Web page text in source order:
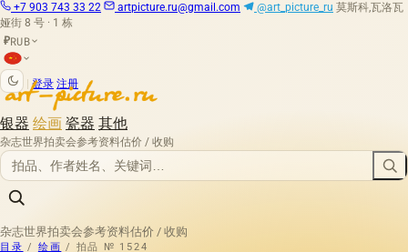
+7 903 743 33 22 artpicture.ru@gmail.com @art_picture_ru 莫斯科,瓦洛瓦
娅街 8 号 · 1 栋
₽RUB
登录 注册
银器 绘画 瓷器 其他
杂志世界拍卖会参考资料估价 / 收购
杂志世界拍卖会参考资料估价 / 收购
目录 / 绘画 / 拍品 № 1524